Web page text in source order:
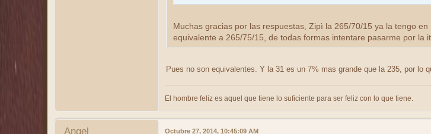
Muchas gracias por las respuestas, Zipì la 265/70/15 ya la tengo
equivalente a 265/75/15, de todas formas intentare pasarme por la
Pues no son equivalentes. Y la 31 es un 7% mas grande que la 235, por lo
El hombre feliz es aquel que tiene lo suficiente para ser feliz con lo que tiene.
Angel Octubre 27, 2014, 10:45:09 AM